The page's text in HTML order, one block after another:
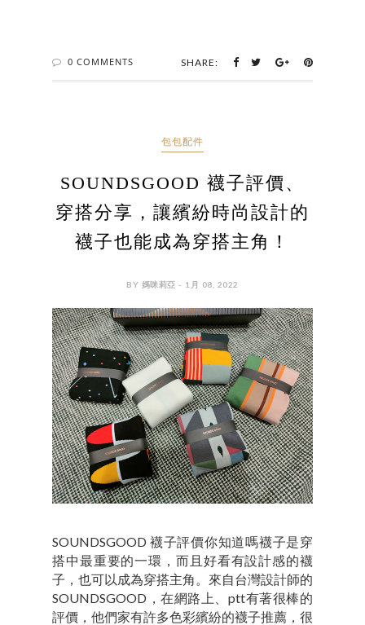
0 COMMENTS SHARE:
包包配件
SOUNDSGOOD 襪子評價、
穿搭分享，讓繽紛時尚設計的
襪子也能成為穿搭主角！
BY 媽咪莉亞 - 1月 08, 2022
SOUNDSGOOD 襪子評價你知道嗎襪子是穿
搭中最重要的一環，而且好看有設計感的襪
子，也可以成為穿搭主角。來自台灣設計師的
SOUNDSGOOD，在網路上、ptt有著很棒的
評價，他們家有許多色彩繽紛的襪子推薦，很